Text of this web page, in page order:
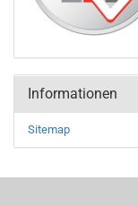
Informationen
Sitemap